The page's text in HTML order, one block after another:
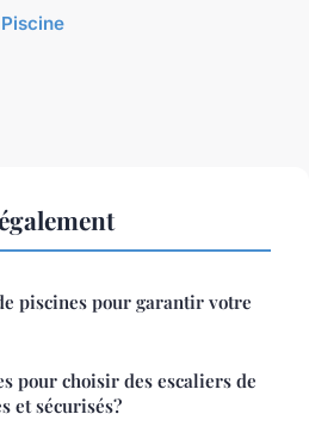
piscines pour garantir votre
pour choisir des escaliers de
et sécurisés?